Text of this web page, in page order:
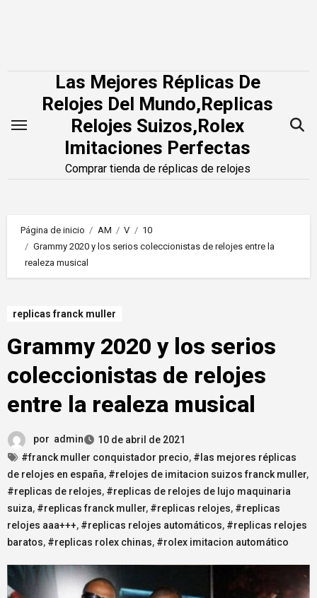
Las Mejores Réplicas De
Relojes Del Mundo,Replicas
Relojes Suizos,Rolex
Imitaciones Perfectas
Comprar tienda de réplicas de relojes
Página de inicio AM V
10
Grammy 2020 y los serios coleccionistas de relojes entre la
realeza musical
replicas franck muller
Grammy 2020 y los serios
coleccionistas de relojes
entre la realeza musical
por admin
10 de abril de 2021
#franck muller conquistador precio, #las mejores réplicas
de relojes en españa, #relojes de imitacion suizos franck muller,
#replicas de relojes, #replicas de relojes de lujo maquinaria
suiza, #replicas franck muller, #replicas relojes, #replicas
relojes aaa+++, #replicas relojes automáticos, #replicas relojes
baratos, #replicas rolex chinas, #rolex imitacion automático